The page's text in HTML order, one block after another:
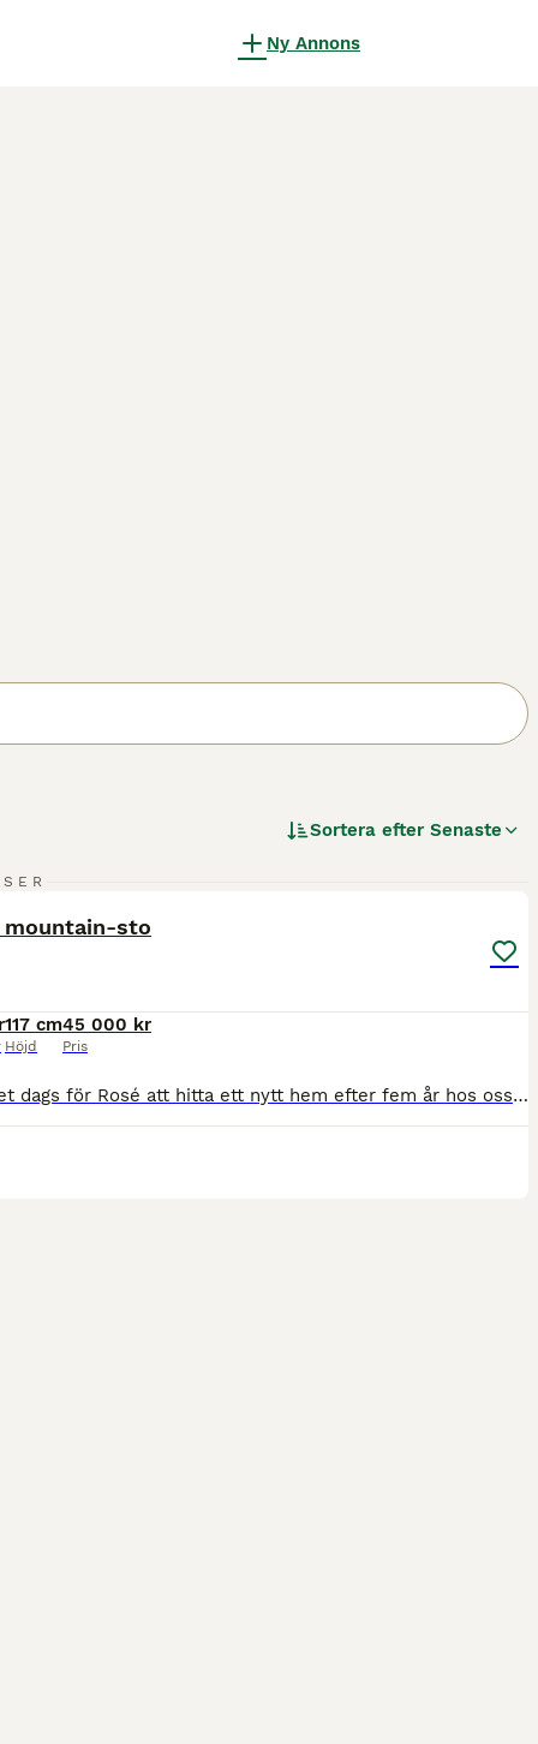
Ny Annons
Sortera efter Senaste
mountain-sto
117 cm
Höjd
45 000 kr
Pris
Nu är det dags för Rosé att hitta ett nytt hem efter fem år hos oss när barnen gått över till större ponnyer. Snäll och okomplicerad ponny. Kan gå ensam och i flock. Inga problem att ha själv i stallet. Funkar både på ridbana och uteritter. Går att rida ut på både ensam och i grupp, otittig och trafiksäker. Vår dotter på 10 år rider ut henne själv i alla gångarter. Tävla